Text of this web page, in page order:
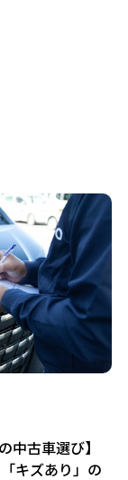
中古車選び】
キズあり」の